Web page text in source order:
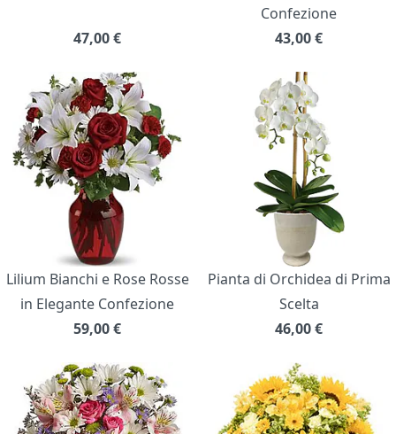
47,00€
Confezione
43,00€
Lilium Bianchi e Rose Rosse
in Elegante Confezione
59,00€
Pianta di Orchidea di Prima
Scelta
46,00€